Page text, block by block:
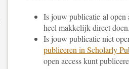
Is jouw publicatie al open
heel makkelijk direct doen.
Is jouw publicatie niet
publiceren in Scholarly
open access kunt